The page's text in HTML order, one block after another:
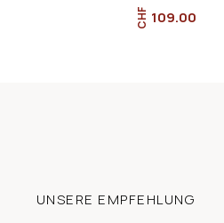
CHF 109.00
UNSERE EMPFEHLUNG